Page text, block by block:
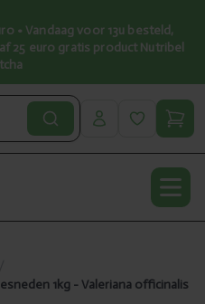
• Vandaag voor 13u besteld,
25 euro gratis product Nutribel
1kg - Valeriana officinalis